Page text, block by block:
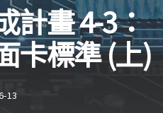
計畫 4-3：
卡標準 (上)
13